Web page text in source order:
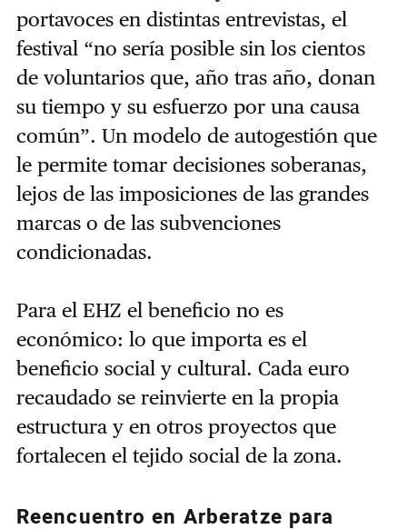
portavoces en distintas entrevistas, el
festival “no sería posible sin los cientos
de voluntarios que, año tras año, donan
su tiempo y su esfuerzo por una causa
común”. Un modelo de autogestión que
le permite tomar decisiones soberanas,
lejos de las imposiciones de las grandes
marcas o de las subvenciones
condicionadas.
Para el EHZ el beneficio no es
económico: lo que importa es el
beneficio social y cultural. Cada euro
recaudado se reinvierte en la propia
estructura y en otros proyectos que
fortalecen el tejido social de la zona.
Reencuentro en Arberatze para